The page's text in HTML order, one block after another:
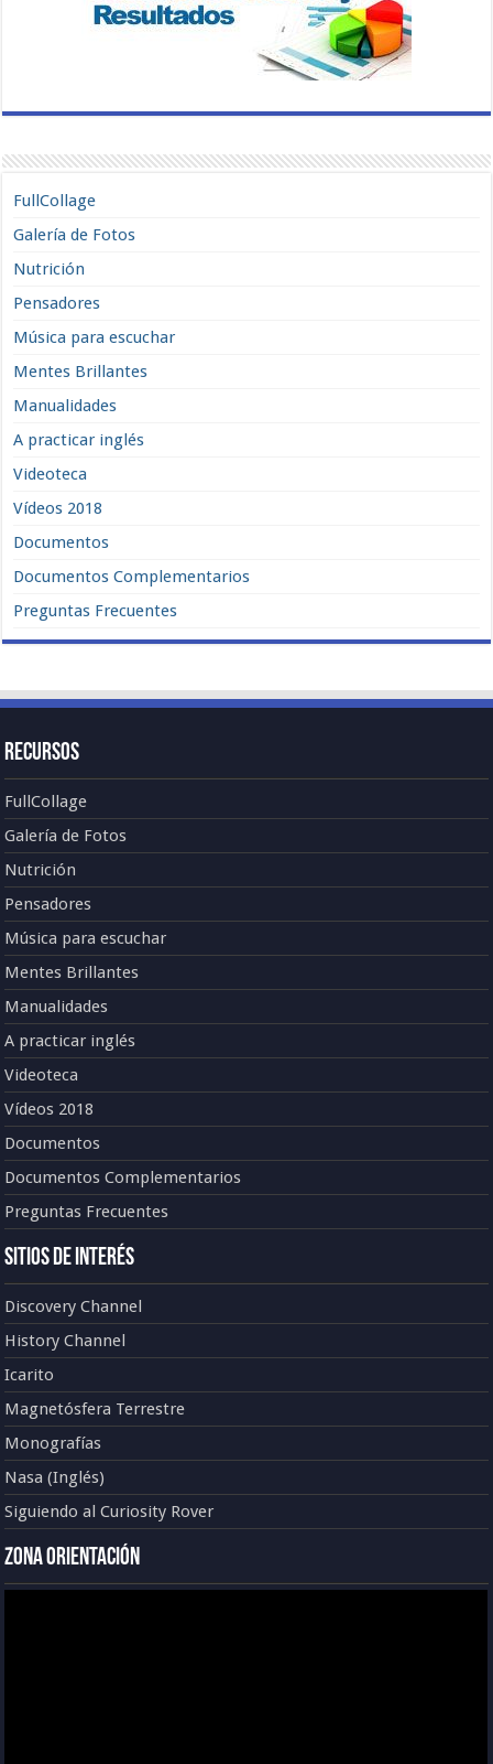
FullCollage
Galería de Fotos
Nutrición
Pensadores
Música para escuchar
Mentes Brillantes
Manualidades
A practicar inglés
Videoteca
Vídeos 2018
Documentos
Documentos Complementarios
Preguntas Frecuentes
Recursos
FullCollage
Galería de Fotos
Nutrición
Pensadores
Música para escuchar
Mentes Brillantes
Manualidades
A practicar inglés
Videoteca
Vídeos 2018
Documentos
Documentos Complementarios
Preguntas Frecuentes
Sitios de Interés
Discovery Channel
History Channel
Icarito
Magnetósfera Terrestre
Monografías
Nasa (Inglés)
Siguiendo al Curiosity Rover
Zona Orientación